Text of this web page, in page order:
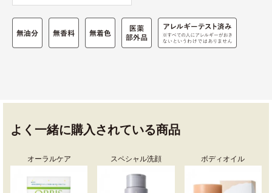
よく一緒に購入されている商品
オーラルケア スペシャル洗顔 ボディオイル